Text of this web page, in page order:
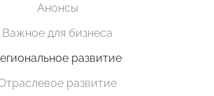
Анонсы
Важное для бизнеса
развитие
развитие